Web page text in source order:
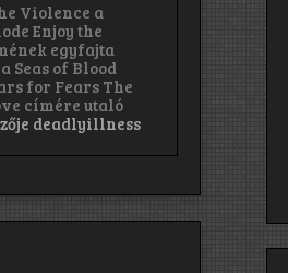
Violence a
Enjoy the
egyfajta
Seas of Blood
for Fears The
címére utaló
deadlyillness